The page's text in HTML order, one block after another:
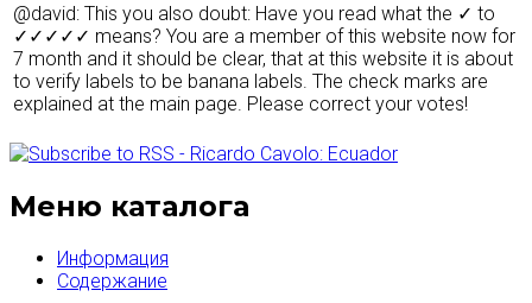
@david: This you also doubt: Have you read what the ✓ to
✓✓✓✓✓ means? You are a member of this website now for
7 month and it should be clear, that at this website it is about
to verify labels to be banana labels. The check marks are
explained at the main page. Please correct your votes!
Меню каталога
Информация
Содержание